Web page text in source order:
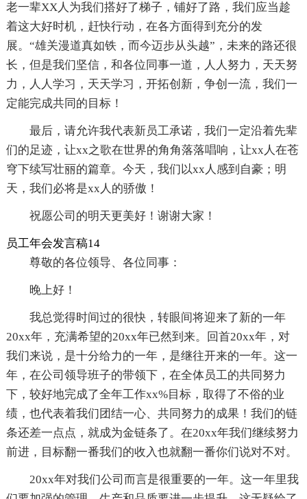
老一辈XX人为我们搭好了梯子，铺好了路，我们应当趁
着这大好时机，赶快行动，在各方面得到充分的发
展。“雄关漫道真如铁，而今迈步从头越”，未来的路还很
长，但是我们坚信，和各位同事一道，人人努力，天天努
力，人人学习，天天学习，开拓创新，争创一流，我们一
定能完成共同的目标！
最后，请允许我代表新员工承诺，我们一定沿着先辈
们的足迹，让xx之歌在世界的角角落落唱响，让xx人在苍
穹下续写壮丽的篇章。今天，我们以xx人感到自豪；明
天，我们必将是xx人的骄傲！
祝愿公司的明天更美好！谢谢大家！
员工年会发言稿14
尊敬的各位领导、各位同事：
晚上好！
我总觉得时间过的很快，转眼间将迎来了新的一年
20xx年，充满希望的20xx年已然到来。回首20xx年，对
我们来说，是十分给力的一年，是继往开来的一年。这一
年，在公司领导班子的带领下，在全体员工的共同努力
下，较好地完成了全年工作xx%目标，取得了不俗的业
绩，也代表着我们团结一心、共同努力的成果！我们的链
条还差一点点，就成为金链条了。在20xx年我们继续努力
前进，目标翻一番我们的收入也就翻一番你们说对不对。
20xx年对我们公司而言是很重要的一年。这一年里我